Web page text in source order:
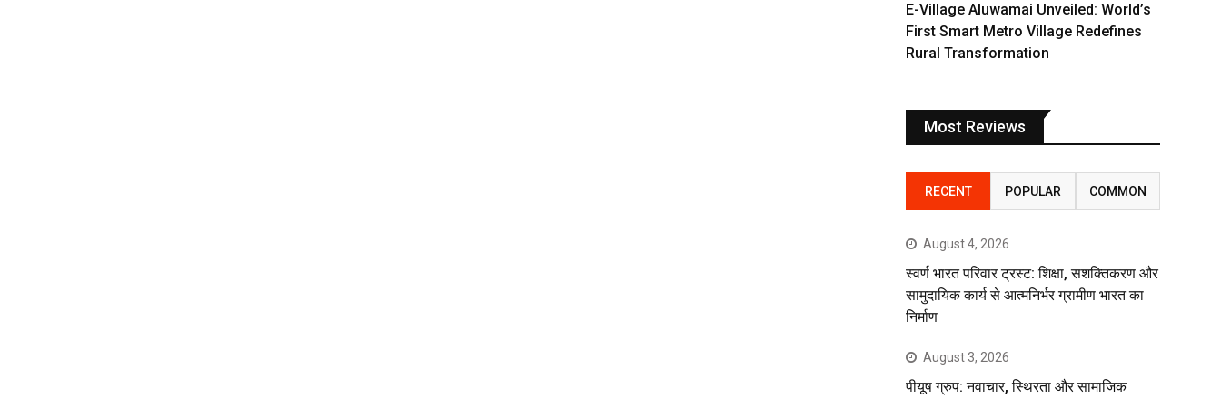
E-Village Aluwamai Unveiled: World’s
First Smart Metro Village Redefines
Rural Transformation
Most Reviews
RECENT POPULAR COMMON
August 4, 2026
स्वर्ण भारत परिवार ट्रस्ट: शिक्षा, सशक्तिकरण और
सामुदायिक कार्य से आत्मनिर्भर ग्रामीण भारत का
निर्माण
August 3, 2026
पीयूष ग्रुप: नवाचार, स्थिरता और सामाजिक